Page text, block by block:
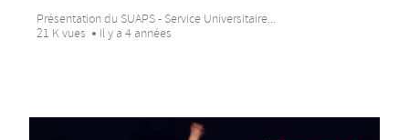
Présentation du SUAPS - Service Universitaire...
21 K vues
Il y a 4 années